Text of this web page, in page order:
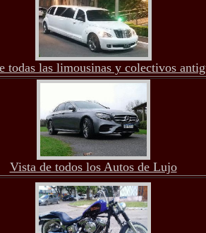
todas las limousinas y colectivos
Vista de todos los Autos de Lujo